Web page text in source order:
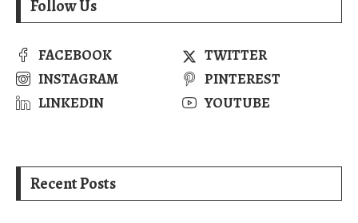
Follow Us
FACEBOOK
TWITTER
INSTAGRAM
PINTEREST
LINKEDIN
YOUTUBE
Recent Posts